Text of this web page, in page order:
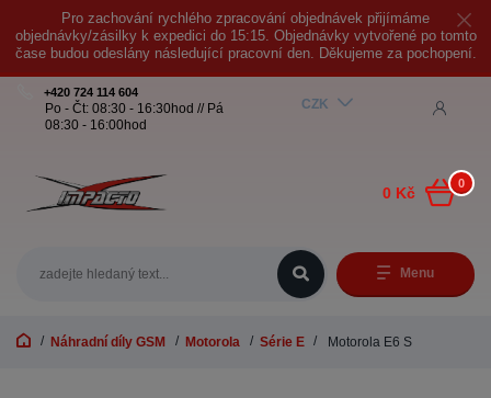
Pro zachování rychlého zpracování objednávek přijímáme
objednávky/zásilky k expedici do 15:15. Objednávky vytvořené po tomto
čase budou odeslány následující pracovní den. Děkujeme za pochopení.
Menu
CZK
+420 724 114 604
Po - Čt: 08:30 - 16:30hod // Pá
08:30 - 16:00hod
0
0 Kč
Náhradní díly GSM Motorola Série E Motorola E6 S